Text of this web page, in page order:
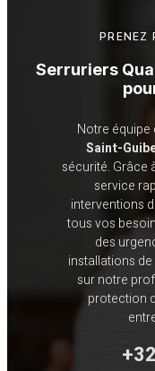
PRENEZ
Serruriers
Notre équipe
Saint-
sécurité. Grâce
service
interventions
tous vos
des
installations
sur notre
protection